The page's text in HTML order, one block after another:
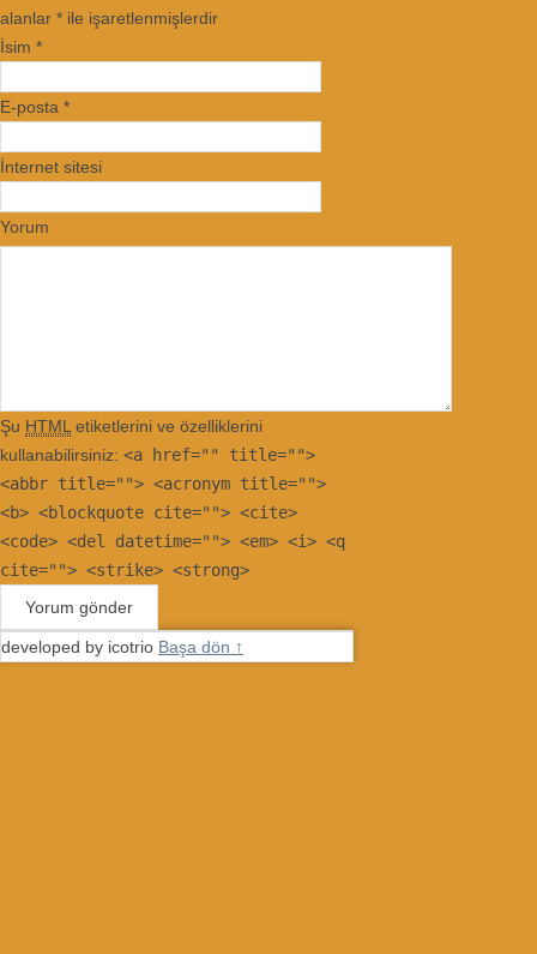
alanlar * ile işaretlenmişlerdir
İsim *
E-posta *
İnternet sitesi
Yorum
Şu HTML etiketlerini ve özelliklerini
kullanabilirsiniz: <a href="" title="">
<abbr title=""> <acronym title="">
<b> <blockquote cite=""> <cite>
<code> <del datetime=""> <em> <i> <q
cite=""> <strike> <strong>
developed by icotrio Başa dön ↑